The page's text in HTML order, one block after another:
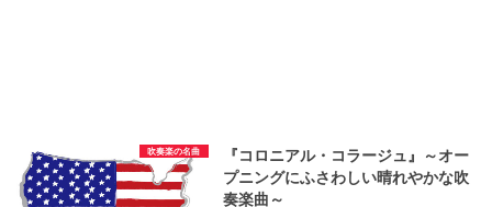
吹奏楽の名曲
『コロニアル・コラージュ』～オー
プニングにふさわしい晴れやかな吹
奏楽曲～